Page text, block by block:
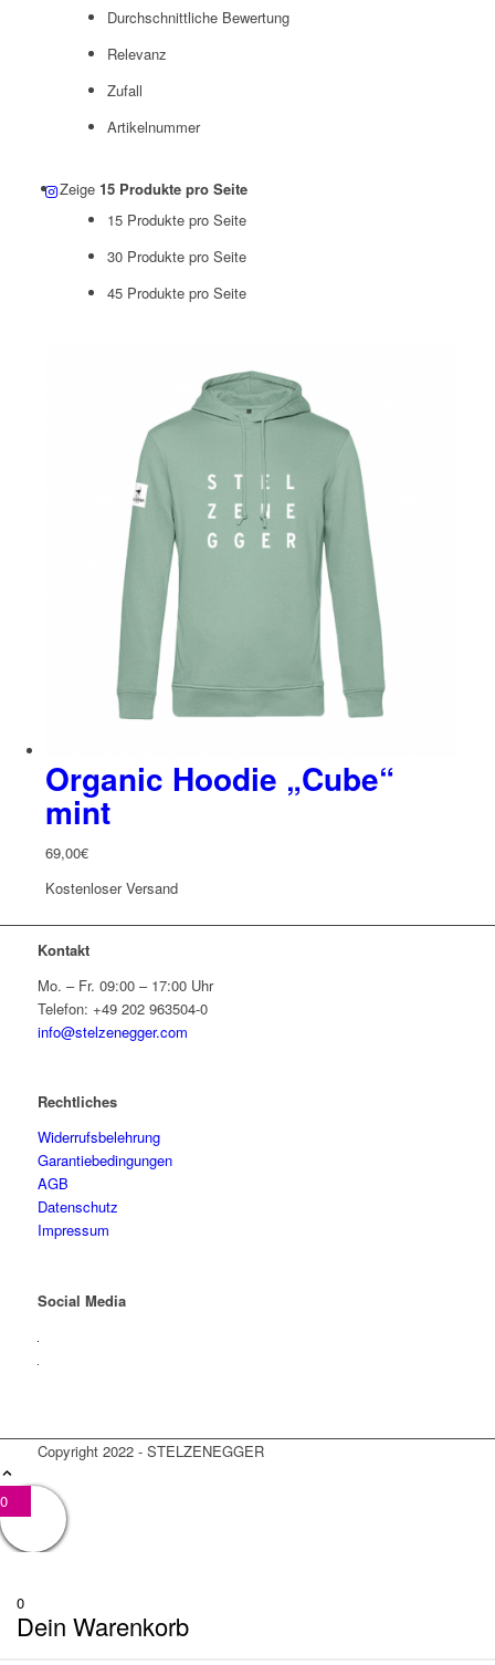
Durchschnittliche Bewertung
Relevanz
Zufall
Artikelnummer
Zeige 15 Produkte pro Seite
15 Produkte pro Seite
30 Produkte pro Seite
45 Produkte pro Seite
Organic Hoodie „Cube“
mint
69,00€
Kostenloser Versand
Kontakt
Mo. – Fr. 09:00 – 17:00 Uhr
Telefon: +49 202 963504-0
info@stelzenegger.com
Rechtliches
Widerrufsbelehrung
Garantiebedingungen
AGB
Datenschutz
Impressum
Social Media
Copyright 2022 - STELZENEGGER
0
0
Dein Warenkorb